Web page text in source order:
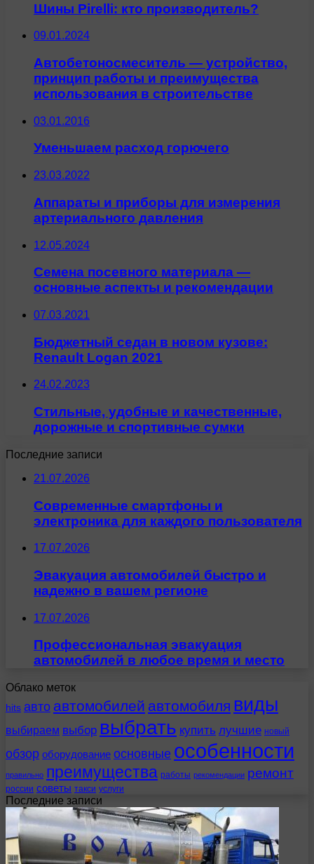
Шины Pirelli: кто производитель?
09.01.2024
Автобетоносмеситель — устройство,
принцип работы и преимущества
использования в строительстве
03.01.2016
Уменьшаем расход горючего
23.03.2022
Аппараты и приборы для измерения
артериального давления
12.05.2024
Семена посевного материала —
основные аспекты и рекомендации
07.03.2021
Бюджетный седан в новом кузове:
Renault Logan 2021
24.02.2023
Стильные, удобные и качественные,
дорожные и спортивные сумки
Последние записи
21.07.2026
Современные смартфоны и
электроника для каждого пользователя
17.07.2026
Эвакуация автомобилей быстро и
надежно в вашем регионе
17.07.2026
Профессиональная эвакуация
автомобилей в любое время и место
Облако меток
hits авто автомобилей автомобиля виды
выбираем выбор выбрать купить лучшие новый
обзор оборудование основные особенности
правильно преимущества работы рекомендации ремонт
россии советы такси услуги
Последние записи